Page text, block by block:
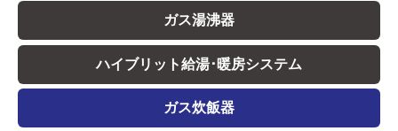
ガス湯沸器
ハイブリット給湯･暖房システム
ガス炊飯器